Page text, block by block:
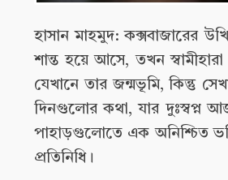
হাসান মাহমুদ: কক্সবাজারের
শান্ত হয়ে আসে, তখন
যেখানে তার জন্মভূমি, কিন্তু
দিনগুলোর কথা, যার দুঃস্বপ্ন
পাহাড়গুলোতে এক অনিশ্চিত
প্রতিনিধি।